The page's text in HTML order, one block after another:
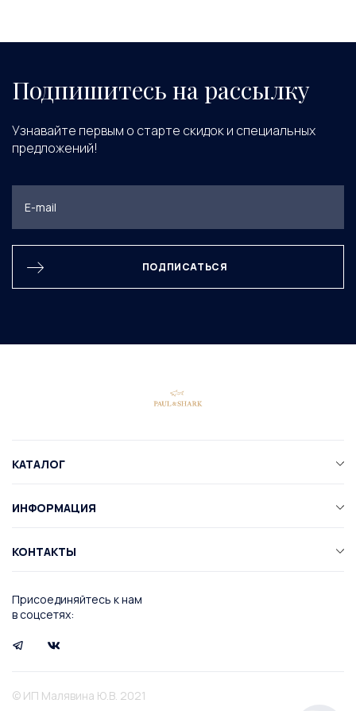
Подпишитесь на рассылку
Узнавайте первым о старте скидок и специальных
предложений!
ПОДПИСАТЬСЯ
Присоединяйтесь к нам
в соцсетях:
КАТАЛОГ
ИНФОРМАЦИЯ
КОНТАКТЫ
© ИП Малявина Ю.В. 2021